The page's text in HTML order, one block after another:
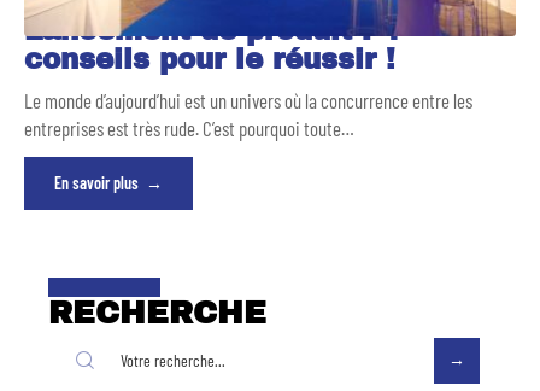
Lancement de produit : 4
conseils pour le réussir !
Le monde d’aujourd’hui est un univers où la concurrence entre les
entreprises est très rude. C’est pourquoi toute…
En savoir plus
RECHERCHE